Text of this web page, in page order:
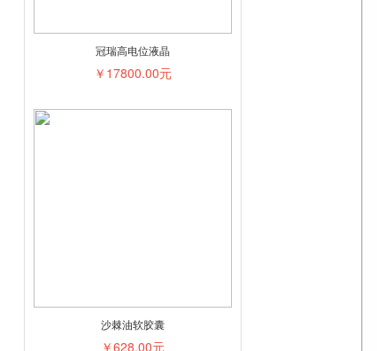
冠瑞高电位液晶
￥17800.00元
沙棘油软胶囊
￥628.00元